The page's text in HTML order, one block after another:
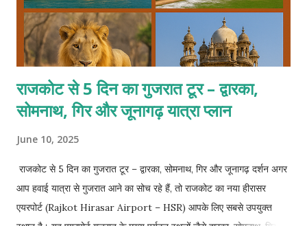
राजकोट से 5 दिन का गुजरात टूर – द्वारका,
सोमनाथ, गिर और जूनागढ़ यात्रा प्लान
June 10, 2025
राजकोट से 5 दिन का गुजरात टूर – द्वारका, सोमनाथ, गिर और जूनागढ़ दर्शन अगर
आप हवाई यात्रा से गुजरात आने का सोच रहे हैं, तो राजकोट का नया हीरासर
एयरपोर्ट (Rajkot Hirasar Airport – HSR) आपके लिए सबसे उपयुक्त